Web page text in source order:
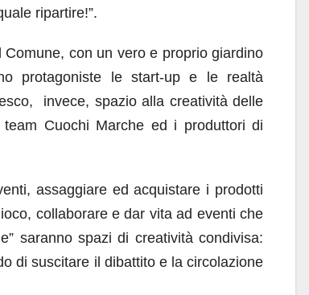
ripartire!”.
con un vero e proprio giardino
protagoniste le start-up e le realtà
invece, spazio alla creatività delle
Cuochi Marche ed i produttori di
assaggiare ed acquistare i prodotti
collaborare e dar vita ad eventi che
saranno spazi di creatività condivisa:
di suscitare il dibattito e la circolazione